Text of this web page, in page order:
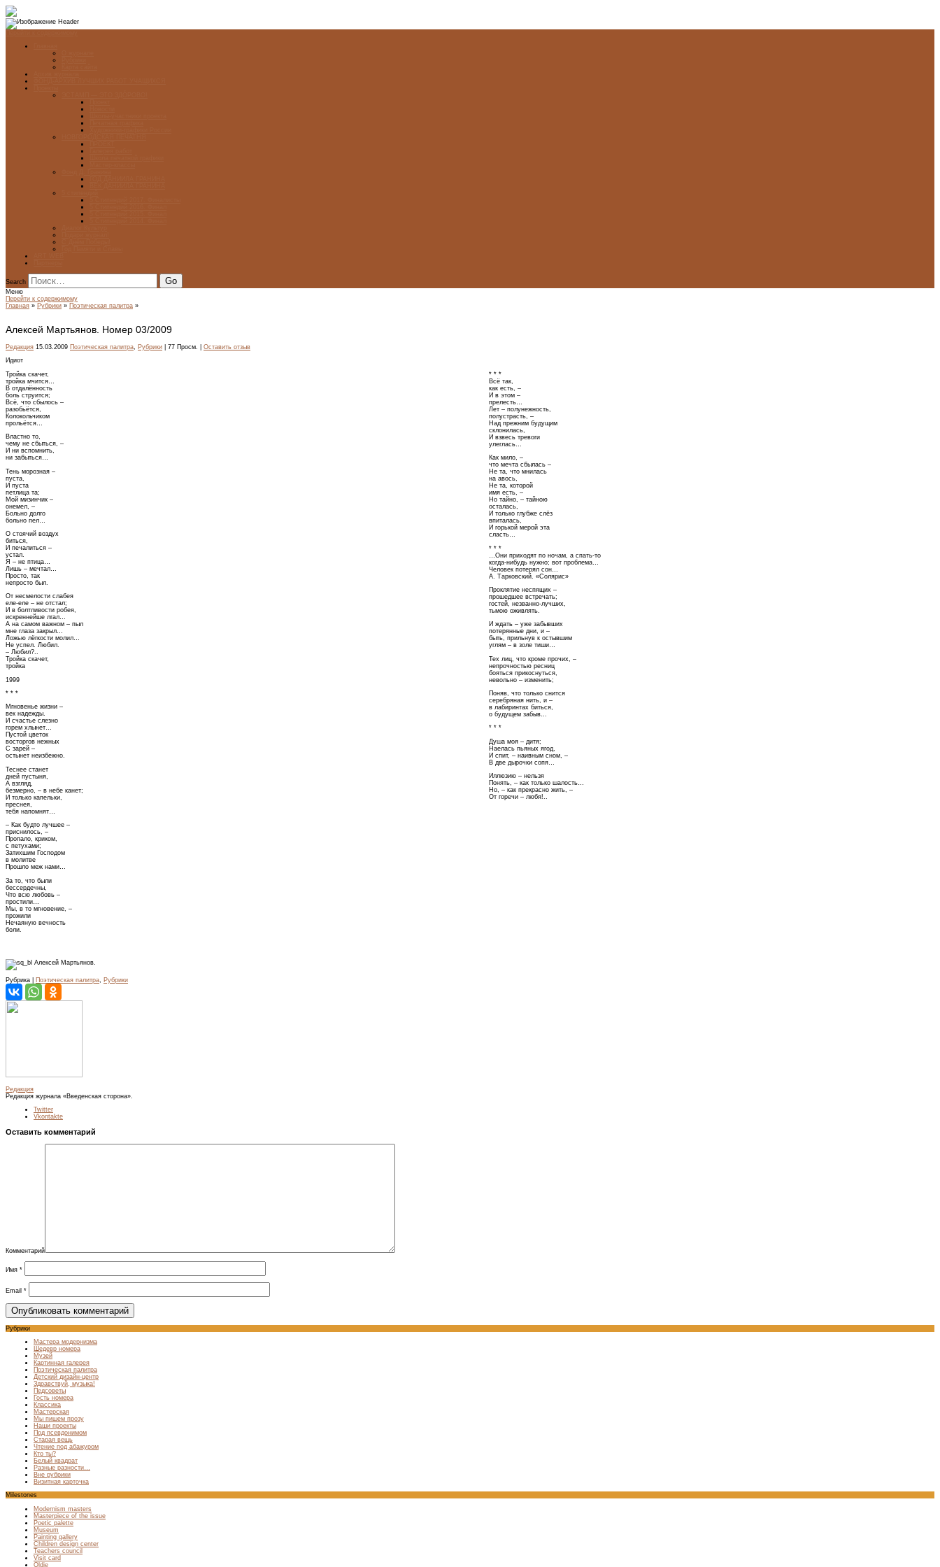
Search
Меню
Перейти к содержимому
Главная » Рубрики » Поэтическая палитра »
Алексей Мартьянов. Номер 03/2009
Редакция 15.03.2009 Поэтическая палитра, Рубрики | 77 Просм. | Оставить отзыв
Идиот
Тройка скачет,
тройка мчится…
В отдалённость
боль струится;
Всё, что сбылось –
разобьётся,
Колокольчиком
прольётся…
Властно то,
чему не сбыться, –
И ни вспомнить,
ни забыться…
Тень морозная –
пуста,
И пуста
петлица та;
Мой мизинчик –
онемел, –
Больно долго
больно пел…
О стоячий воздух
биться,
И печалиться –
устал.
Я – не птица…
Лишь – мечтал…
Просто, так
непросто был.
От несмелости слабея
еле-еле – не отстал;
И в болтливости робея,
искреннейше лгал…
А на самом важном – пыл
мне глаза закрыл…
Ложью лёгкости молил…
Не успел. Любил.
– Любил?..
Тройка скачет,
тройка
1999
* * *
Мгновенье жизни –
век надежды.
И счастье слезно
горем хлынет…
Пустой цветок
восторгов нежных
С зарей –
остынет неизбежно.
Теснее станет
дней пустыня,
А взгляд,
безмерно, – в небе канет;
И только капельки,
преснея,
тебя напомнят…
– Как будто лучшее –
приснилось, –
Пропало, криком,
с петухами;
Затихшим Господом
в молитве
Прошло меж нами…
За то, что были
бессердечны,
Что всю любовь –
простили…
Мы, в то мгновение, –
прожили
Нечаяную вечность
боли.
* * *
Всё так,
как есть, –
И в этом –
прелесть…
Лет – полунежность,
полустрасть, –
Над прежним будущим
склонилась,
И взвесь тревоги
улеглась…
Как мило, –
что мечта сбылась –
Не та, что мнилась
на авось,
Не та, которой
имя есть, –
Но тайно, – тайною
осталась,
И только глубже слёз
впиталась,
И горькой мерой эта
сласть…
* * *
…Они приходят по ночам, а спать-то
когда-нибудь нужно; вот проблема…
Человек потерял сон…
А. Тарковский. «Солярис»
Проклятие неспящих –
прошедшее встречать;
гостей, незванно-лучших,
тьмою оживлять.
И ждать – уже забывших
потерянные дни, и –
быть, прильнув к остывшим
углям – в золе тиши…
Тех лиц, что кроме прочих, –
непрочностью ресниц
бояться прикоснуться,
невольно – изменить;
Поняв, что только снится
серебряная нить, и –
в лабиринтах биться,
о будущем забыв…
* * *
Душа моя – дитя;
Наелась пьяных ягод,
И спит, – наивным сном, –
В две дырочки сопя…
Иллюзию – нельзя
Понять, – как только шалость…
Но, – как прекрасно жить, –
От горечи – любя!..
Алексей Мартьянов.
Рубрика | Поэтическая палитра, Рубрики
Редакция
Редакция журнала «Введенская сторона».
Twitter
Vkontakte
Оставить комментарий
Комментарий
Имя *
Email *
Рубрики
Мастера модернизма
Шедевр номера
Музей
Картинная галерея
Поэтическая палитра
Детский дизайн-центр
Здравствуй, музыка!
Педсоветы
Гость номера
Классика
Мастерская
Мы пишем прозу
Наши проекты
Под псевдонимом
Старая вещь
Чтение под абажуром
Кто ты?
Белый квадрат
Разные разности…
Вне рубрики
Визитная карточка
Milestones
Modernism masters
Masterpiece of the issue
Poetic palette
Museum
Painting gallery
Children design center
Teachers council
Visit card
Oldie